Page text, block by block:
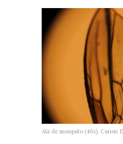
Ala de mosquito (40x). Canon